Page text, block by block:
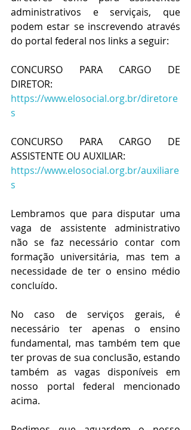
administrativos e serviçais, que
podem estar se inscrevendo através
do portal federal nos links a seguir:
CONCURSO PARA CARGO DE
DIRETOR:
https://www.elosocial.org.br/diretore
s
CONCURSO PARA CARGO DE
ASSISTENTE OU AUXILIAR:
https://www.elosocial.org.br/auxiliare
s
Lembramos que para disputar uma
vaga de assistente administrativo
não se faz necessário contar com
formação universitária, mas tem a
necessidade de ter o ensino médio
concluído.
No caso de serviços gerais, é
necessário ter apenas o ensino
fundamental, mas também tem que
ter provas de sua conclusão, estando
também as vagas disponíveis em
nosso portal federal mencionado
acima.